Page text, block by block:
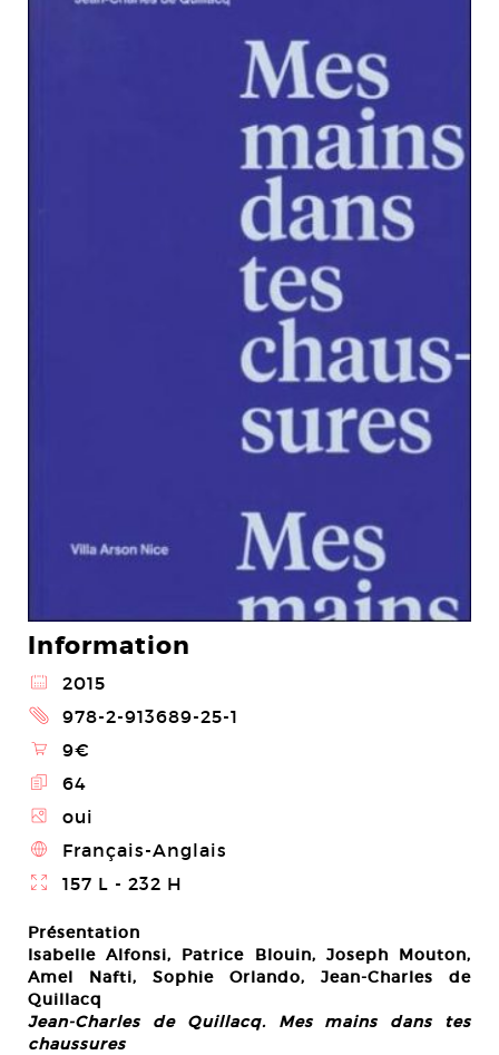
Information
@ 2015
2 978-2-913689-25-1
\ 9€
E 64
Z oui
4 Français-Anglais
} 157 L - 232 H
Présentation
Isabelle Alfonsi, Patrice Blouin, Joseph Mouton,
Amel Nafti, Sophie Orlando, Jean-Charles de
Quillacq
Jean-Charles de Quillacq. Mes mains dans tes
chaussures